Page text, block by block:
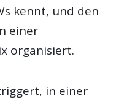
kennt, und den
einer
organisiert.
in einer